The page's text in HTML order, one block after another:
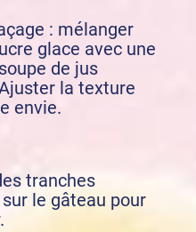
: mélanger
glace avec une
de jus
la texture
envie.
tranches
sur le gâteau pour